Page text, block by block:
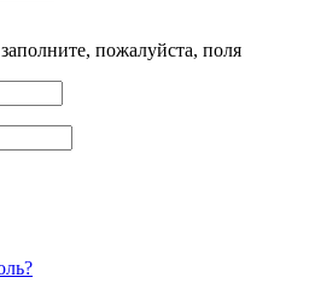
пожалуйста, поля